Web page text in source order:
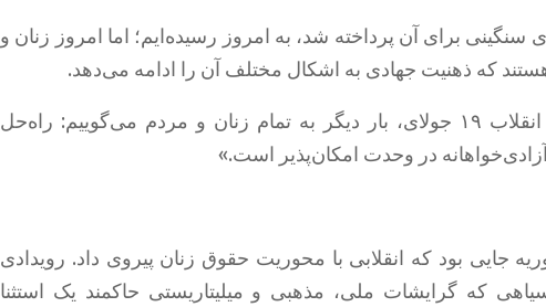
سنگینی برای آن پرداخته شد، به امروز رسیده‌ایم؛ اما امروز زنان و
که ذهنیت جهادی به اشکال مختلف آن را ادامه می‌دهد.
مردم می‌گوییم : راه‌حل
آزادی‌خواهانه در وحدت امکان‌پذیر است.»
جایی بود که انقلابی با محوریت حقوق زنان پیروی داد. رویدادی
که گرایشات ملی، مذهبی و میلیتاریستی حاکمند یک استثنا